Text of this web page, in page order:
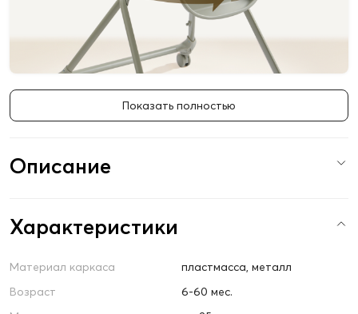
Показать полностью
Описание
Характеристики
Материал каркаса
пластмасса, металл
Возраст
6-60 мес.